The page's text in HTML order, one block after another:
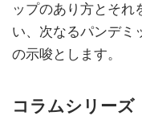
ップのあり方とそれ
い、次なるパンデミ
の示唆とします。
コラムシリーズ